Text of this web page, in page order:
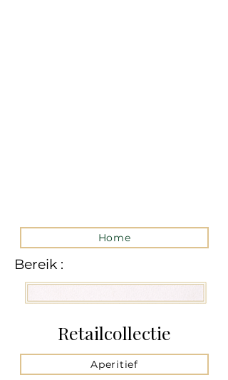
Home
Bereik :
Retailcollectie
Aperitief